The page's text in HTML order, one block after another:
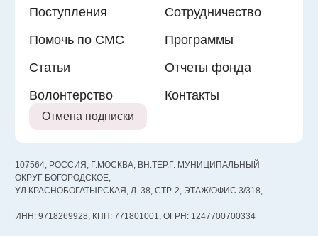
Поступления
Сотрудничество
Помочь по СМС
Программы
Статьи
Отчеты фонда
Волонтерство
Контакты
Отмена подписки
107564, РОССИЯ, Г.МОСКВА, ВН.ТЕР.Г. МУНИЦИПАЛЬНЫЙ
ОКРУГ БОГОРОДСКОЕ,
УЛ КРАСНОБОГАТЫРСКАЯ, Д. 38, СТР. 2, ЭТАЖ/ОФИС 3/318,
ИНН: 9718269928, КПП: 771801001, ОГРН: 1247700700334